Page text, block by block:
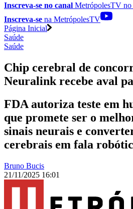
Inscreva-se no canal MetrópolesTV no
Inscreva-se na MetrópolesTV
Página Inicial
Saúde
Saúde
Chip cerebral de
Neuralink recebe aval
FDA autoriza teste em
que promete ser o
sinais neurais e
cerebrais em fala
Bruno Bucis
21/11/2025 16:01